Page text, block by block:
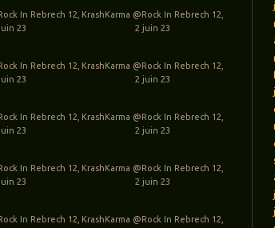
In Rebrech 12,
23
KrashKarma @Rock In Rebrech 12,
2 juin 23
In Rebrech 12,
23
KrashKarma @Rock In Rebrech 12,
2 juin 23
In Rebrech 12,
23
KrashKarma @Rock In Rebrech 12,
2 juin 23
In Rebrech 12,
23
KrashKarma @Rock In Rebrech 12,
2 juin 23
In Rebrech 12,
KrashKarma @Rock In Rebrech 12,